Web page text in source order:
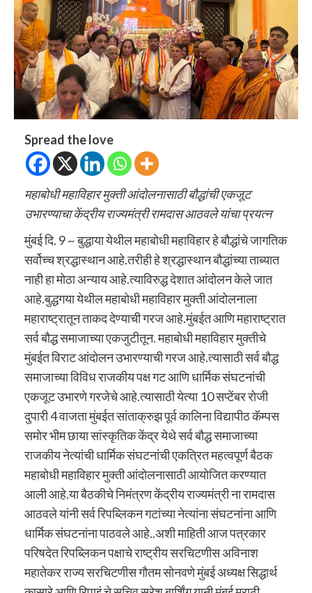
Spread the love
महाबोधी महाविहार मुक्ती आंदोलनासाठी बौद्धांची एकजूट
उभारण्याचा केंद्रीय राज्यमंत्री रामदास आठवले यांचा प्रयत्न
मुंबई दि. 9 ~ बुद्धाया येथील महाबोधी महाविहार हे बौद्धांचे जागतिक
सर्वोच्च श्रद्धास्थान आहे.तरीही हे श्रद्धास्थान बौद्धांच्या ताब्यात
नाही हा मोठा अन्याय आहे.त्याविरुद्ध देशात आंदोलन केले जात
आहे.बुद्धगया येथील महाबोधी महाविहार मुक्ती आंदोलनाला
महाराष्ट्रातून ताकद देण्याची गरज आहे.मुंबईत आणि महाराष्ट्रात
सर्व बौद्ध समाजाच्या एकजुटीतून. महाबोधी महाविहार मुक्तीचे
मुंबईत विराट आंदोलन उभारण्याची गरज आहे.त्यासाठी सर्व बौद्ध
समाजाच्या विविध राजकीय पक्ष गट आणि धार्मिक संघटनांची
एकजूट उभारणे गरजेचे आहे.त्यासाठी येत्या 10 सप्टेंबर रोजी
दुपारी 4 वाजता मुंबईत सांताक्रुझ पूर्व कालिना विद्यापीठ कॅम्पस
समोर भीम छाया सांस्कृतिक केंद्र येथे सर्व बौद्ध समाजाच्या
राजकीय नेत्यांची धार्मिक संघटनांची एकत्रित महत्वपूर्ण बैठक
महाबोधी महाविहार मुक्ती आंदोलनासाठी आयोजित करण्यात
आली आहे.या बैठकीचे निमंत्रण केंद्रीय राज्यमंत्री ना रामदास
आठवले यांनी सर्व रिपब्लिकन गटांच्या नेत्यांना संघटनांना आणि
धार्मिक संघटनांना पाठवले आहे..अशी माहिती आज पत्रकार
परिषदेत रिपब्लिकन पक्षाचे राष्ट्रीय सरचिटणीस अविनाश
महातेकर राज्य सरचिटणीस गौतम सोनवणे मुंबई अध्यक्ष सिद्धार्थ